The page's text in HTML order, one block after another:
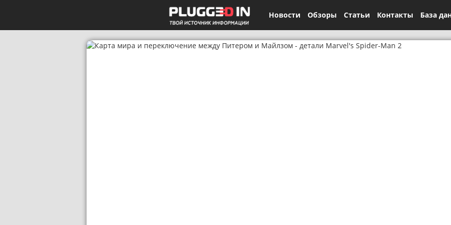
Новости Обзоры Статьи Контакты База